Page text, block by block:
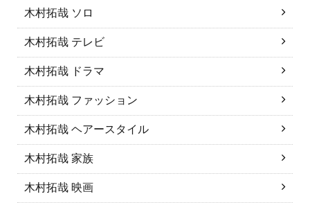
木村拓哉 ソロ
木村拓哉 テレビ
木村拓哉 ドラマ
木村拓哉 ファッション
木村拓哉 ヘアースタイル
木村拓哉 家族
木村拓哉 映画